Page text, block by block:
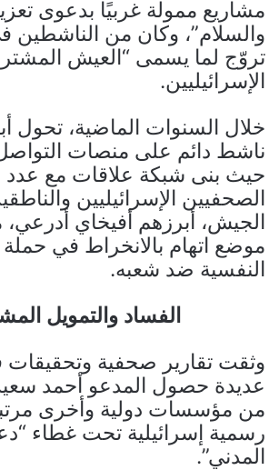
مشاريع ممولة غربيًا بدعوى
والسلام”، وكان من الناشطين
تروّج لما يسمى “العيش
الإسرائيليين.
خلال السنوات الماضية، تحول
ناشط دائم على منصات التواصل
حيث بنى شبكة علاقات مع
الصحفيين الإسرائيليين
الجيش، أبرزهم أفيخاي أدرعي،
موضع اتهام بالانخراط في
النفسية ضد شعبه.
الفساد والتمويل
وثقت تقارير صحفية وتحقيقات
عديدة حصول المدعو أحمد
من مؤسسات دولية وأخرى
رسمية إسرائيلية تحت غطاء
المدني”.